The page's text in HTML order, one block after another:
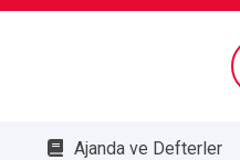
Ajanda ve Defterler